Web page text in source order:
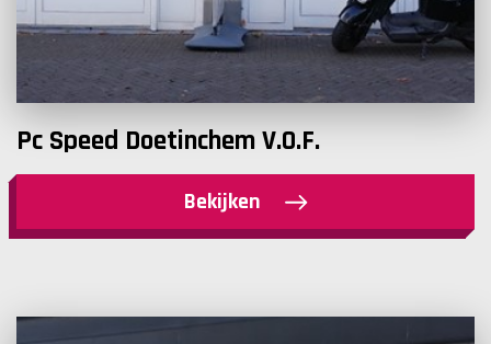
Pc Speed Doetinchem V.O.F.
Bekijken